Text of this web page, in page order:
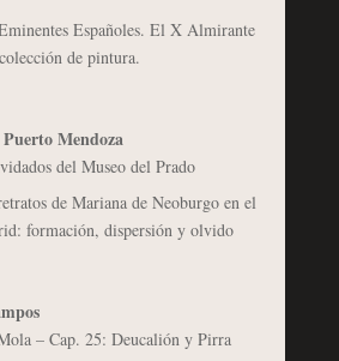
Españoles. El X Almirante
de pintura.
Mendoza
del Museo del Prado
de Mariana de Neoburgo en el
formación, dispersión y olvido
– Cap. 25: Deucalión y Pirra